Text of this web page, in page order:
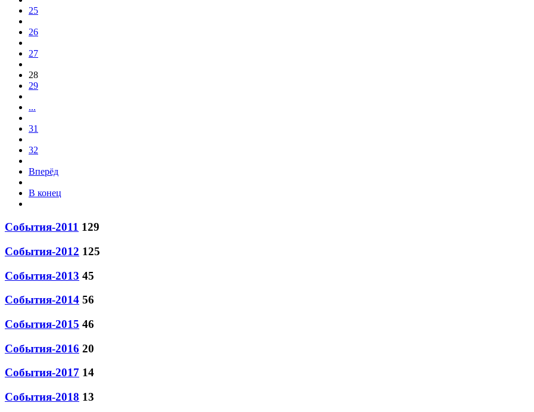
25
26
27
28
29
...
31
32
Вперёд
В конец
События-2011 129
События-2012 125
События-2013 45
События-2014 56
События-2015 46
События-2016 20
События-2017 14
События-2018 13